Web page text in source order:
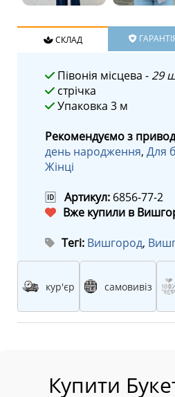
СКЛАД
Півонія місцева -29
стрічка
Упаковка 3 м
Рекомендуємо з
день народження, Для
Жінці
🆔 Артикул: 6856-77-2
Вже купили в
Тегі: Вишгород,
кур'єр самовивіз
Купити